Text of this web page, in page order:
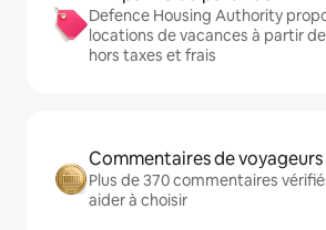
Defence Housing Authority
locations de vacances à partir
hors taxes et frais
Commentaires de
Plus de 370 commentaires
aider à choisir